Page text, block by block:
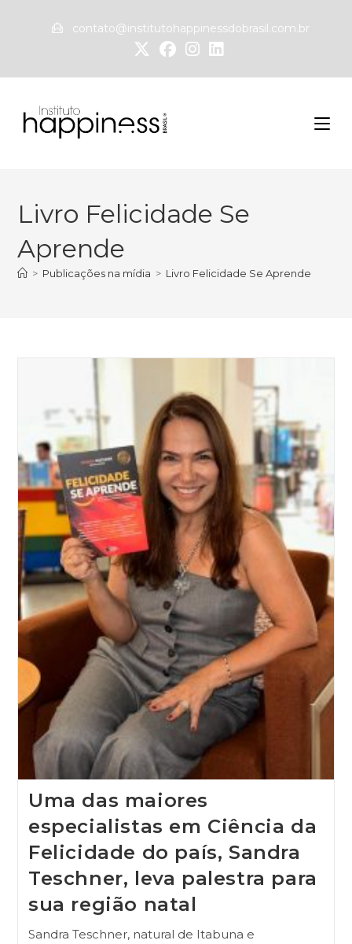
contato@institutohappinessdobrasil.com.br
Livro Felicidade Se
Aprende
> Publicações na mídia > Livro Felicidade Se Aprende
Uma das maiores
especialistas em Ciência da
Felicidade do país, Sandra
Teschner, leva palestra para
sua região natal
Sandra Teschner, natural de Itabuna e